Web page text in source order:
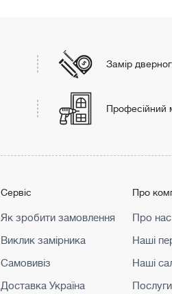
Замір
Професійний
Сервіс
Як зробити замовлення
Виклик замірника
Самовивіз
Доставка Україна
Про
Про нас
Наші
Наші
Послуги